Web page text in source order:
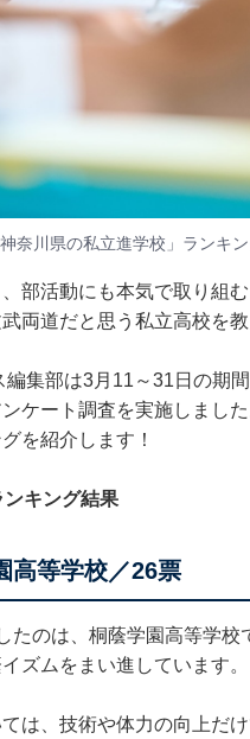
奈川県の私立進学校」ランキ
部活動にも本気で取り組
両道だと思う私立高校を教
編集部は3月11～31日の期
ケート調査を実施しまし
を紹介します！
ンキング結果
高等学校／26票
たのは、桐蔭学園高等学
ズムをまい進しています。
は、技術や体力の向上だ